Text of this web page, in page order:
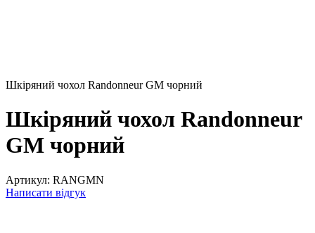
Шкіряний чохол Randonneur GM чорний
Шкіряний чохол Randonneur
GM чорний
Артикул: RANGMN
Написати відгук